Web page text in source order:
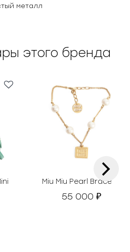
металл
этого бренда
Miu Miu Pearl Bracelet
55 000₽
›